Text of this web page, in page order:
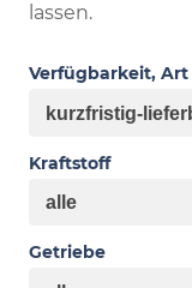
lassen.
Verfügbarkeit, Art
Kraftstoff
Getriebe